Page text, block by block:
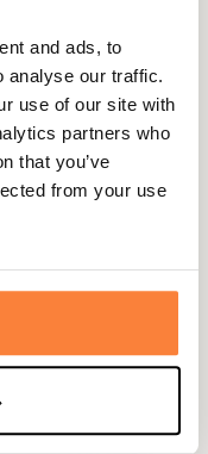
and ads, to
analyse our traffic.
use of our site with
partners who
that you’ve
from your use